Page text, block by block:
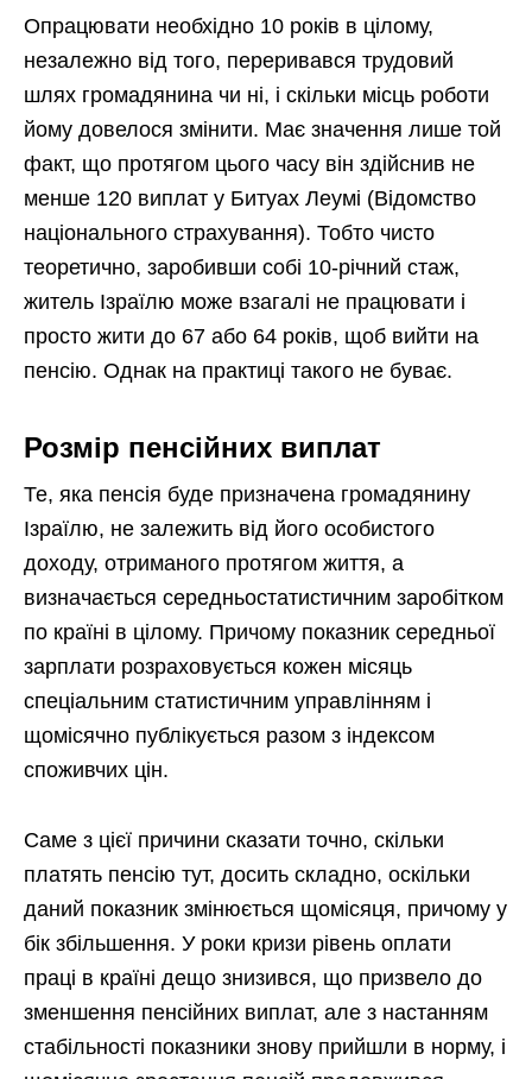
Опрацювати необхідно 10 років в цілому,
незалежно від того, переривався трудовий
шлях громадянина чи ні, і скільки місць роботи
йому довелося змінити. Має значення лише той
факт, що протягом цього часу він здійснив не
менше 120 виплат у Битуах Леумі (Відомство
національного страхування). Тобто чисто
теоретично, заробивши собі 10-річний стаж,
житель Ізраїлю може взагалі не працювати і
просто жити до 67 або 64 років, щоб вийти на
пенсію. Однак на практиці такого не буває.
Розмір пенсійних виплат
Те, яка пенсія буде призначена громадянину
Ізраїлю, не залежить від його особистого
доходу, отриманого протягом життя, а
визначається середньостатистичним заробітком
по країні в цілому. Причому показник середньої
зарплати розраховується кожен місяць
спеціальним статистичним управлінням і
щомісячно публікується разом з індексом
споживчих цін.
Саме з цієї причини сказати точно, скільки
платять пенсію тут, досить складно, оскільки
даний показник змінюється щомісяця, причому у
бік збільшення. У роки кризи рівень оплати
праці в країні дещо знизився, що призвело до
зменшення пенсійних виплат, але з настанням
стабільності показники знову прийшли в норму, і